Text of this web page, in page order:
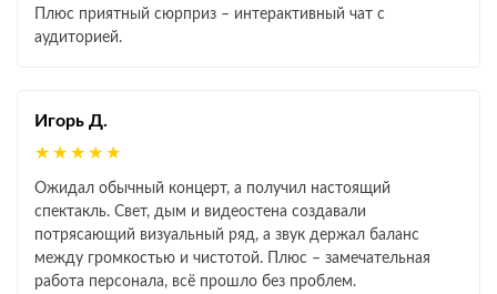
Плюс приятный сюрприз – интерактивный чат с
аудиторией.
Игорь Д.
★★★★★
Ожидал обычный концерт, а получил настоящий
спектакль. Свет, дым и видеостена создавали
потрясающий визуальный ряд, а звук держал баланс
между громкостью и чистотой. Плюс – замечательная
работа персонала, всё прошло без проблем.